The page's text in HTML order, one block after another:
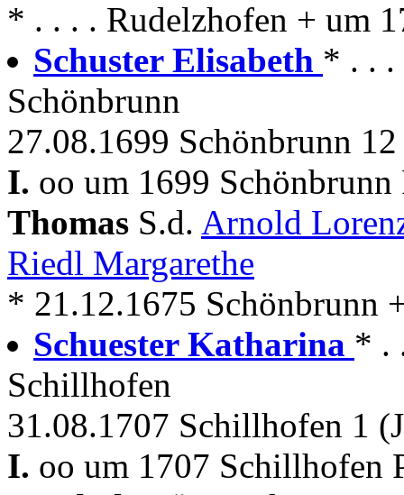
* . . . . Rudelzhofen + um
Schuster Elisabeth * . . .
Schönbrunn
27.08.1699 Schönbrunn
I. oo um 1699
Thomas S.d. Arnold
Riedl Margarethe
* 21.12.1675 Schönbrunn
Schuester Katharina * .
Schillhofen
31.08.1707 Schillhofen 1
I. oo um 1707 Schillhofen